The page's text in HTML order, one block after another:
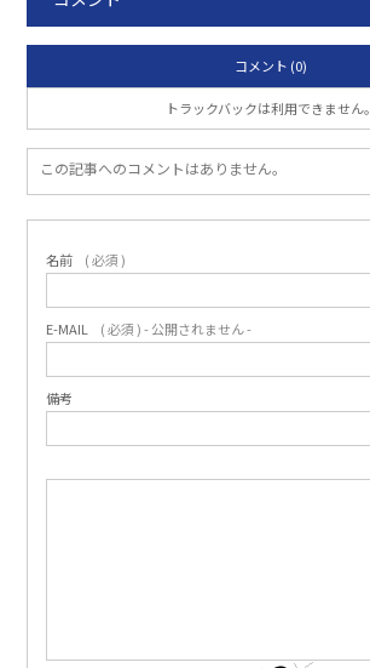
コメント (0)
トラックバックは利用できません。
この記事へのコメントはありません。
名前 ( 必須 )
E-MAIL ( 必須 ) - 公開されません -
備考